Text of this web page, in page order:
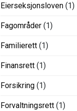
Eierseksjonsloven (1)
Fagområder (1)
Familierett (1)
Finansrett (1)
Forsikring (1)
Forvaltningsrett (1)